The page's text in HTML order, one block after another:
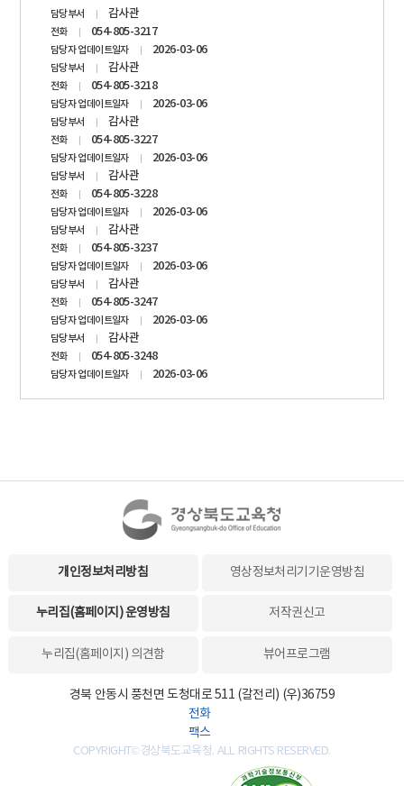
담당부서 감사관
전화 054-805-3217
담당자 업데이트일자 2026-03-06
담당부서 감사관
전화 054-805-3218
담당자 업데이트일자 2026-03-06
담당부서 감사관
전화 054-805-3227
담당자 업데이트일자 2026-03-06
담당부서 감사관
전화 054-805-3228
담당자 업데이트일자 2026-03-06
담당부서 감사관
전화 054-805-3237
담당자 업데이트일자 2026-03-06
담당부서 감사관
전화 054-805-3247
담당자 업데이트일자 2026-03-06
담당부서 감사관
전화 054-805-3248
담당자 업데이트일자 2026-03-06
개인정보처리방침 영상정보처리기기운영방침
누리집(홈페이지) 운영방침 저작권신고
누리집(홈페이지) 의견함 뷰어프로그램
경북 안동시 풍천면 도청대로 511 (갈전리) (우)36759
전화
팩스
COPYRIGHT©경상북도교육청. ALL RIGHTS RESERVED.